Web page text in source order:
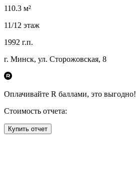
110.3 м²
11/12 этаж
1992 г.п.
г. Минск, ул. Сторожовская, 8
Оплачивайте R баллами, это выгодно!
Стоимость отчета:
Купить отчет